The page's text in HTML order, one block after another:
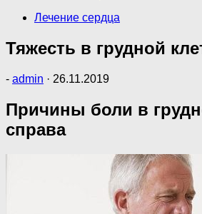
Лечение сердца
Тяжесть в грудной
- admin · 26.11.2019
Причины боли в
справа